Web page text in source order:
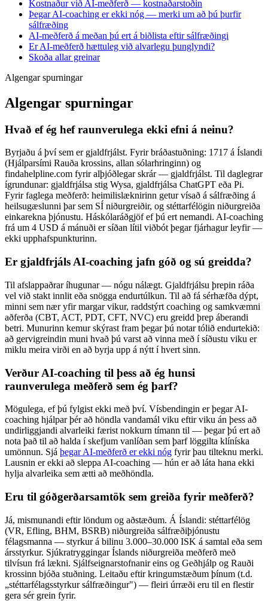
Kostnaður við AI-meðferð — kostnaðarstoðin
Þegar AI-coaching er ekki nóg — merki um að þú þurfir
sálfræðing
AI-meðferð á meðan þú ert á biðlista eftir sálfræðingi
Er AI-meðferð hættuleg við alvarlegu þunglyndi?
Skoða allar greinar
Algengar spurningar
Algengar spurningar
Hvað ef ég hef raunverulega ekki efni á neinu?
Byrjaðu á því sem er gjaldfrjálst. Fyrir bráðastuðning: 1717 á Íslandi
(Hjálparsími Rauða krossins, allan sólarhringinn) og
findahelpline.com fyrir alþjóðlegar skrár — gjaldfrjálst. Til daglegrar
ígrundunar: gjaldfrjálsa stig Wysa, gjaldfrjálsa ChatGPT eða Pi.
Fyrir faglega meðferð: heimilislæknirinn getur vísað á sálfræðing á
heilsugæslunni þar sem SÍ niðurgreiðir, og stéttarfélögin niðurgreiða
einkarekna þjónustu. Háskólaráðgjöf ef þú ert nemandi. AI-coaching
frá um 4 USD á mánuði er síðan lítil viðbót þegar fjárhagur leyfir —
ekki upphafspunkturinn.
Er gjaldfrjáls AI-coaching jafn góð og sú greidda?
Til afslappaðrar íhugunar — nógu nálægt. Gjaldfrjálsu þrepin ráða
vel við stakt innlit eða snögga endurtúlkun. Til að fá sérhæfða dýpt,
minni sem nær yfir margar vikur, raddstýrt coaching og samkvæmni
aðferða (CBT, ACT, PDT, CFT, NVC) eru greidd þrep áberandi
betri. Munurinn kemur skýrast fram þegar þú notar tólið endurtekið:
að gervigreindin muni hvað þú varst að vinna með í síðustu viku er
miklu meira virði en að byrja upp á nýtt í hvert sinn.
Verður AI-coaching til þess að ég hunsi
raunverulega meðferð sem ég þarf?
Mögulega, ef þú fylgist ekki með því. Vísbendingin er þegar AI-
coaching hjálpar þér að höndla vandamál viku eftir viku án þess að
undirliggjandi alvarleiki færist nokkurn tímann til — þegar þú ert að
nota það til að halda í skefjum vanlíðan sem þarf löggilta klíníska
umönnun. Sjá þegar AI-meðferð er ekki nóg fyrir þau tilteknu merki.
Lausnin er ekki að sleppa AI-coaching — hún er að láta hana ekki
hylja alvarleika sem ætti að meðhöndla.
Eru til góðgerðarsamtök sem greiða fyrir meðferð?
Já, mismunandi eftir löndum og aðstæðum. Á Íslandi: stéttarfélög
(VR, Efling, BHM, BSRB) niðurgreiða sálfræðiþjónustu
félagsmanna — styrkur á bilinu 3.000–30.000 ISK á samtal eða sem
ársstyrkur. Sjúkratryggingar Íslands niðurgreiða meðferð með
tilvísun frá lækni. Sjálfseignarstofnanir eins og Geðhjálp og Rauði
krossinn bjóða stuðning. Leitaðu eftir kringumstæðum þínum (t.d.
„stéttarfélagsstyrkur sálfræðingur") — fleiri úrræði eru til en flestir
gera sér grein fyrir.